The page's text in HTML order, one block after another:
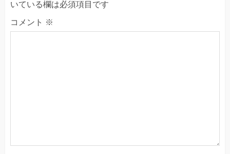
いている欄は必須項目です
コメント ※